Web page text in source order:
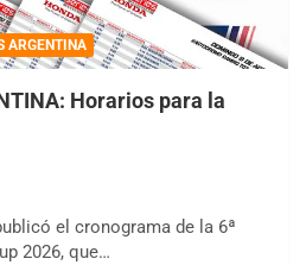
ARGENTINA
Horarios para la
el cronograma de la 6ª
2026, que…